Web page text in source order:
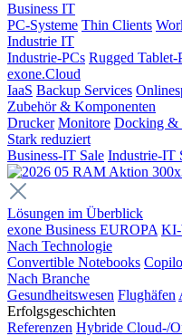
Business IT
PC-Systeme Thin Clients
Industrie IT
Industrie-PCs Rugged Tablet-
exone.Cloud
IaaS Backup Services
Zubehör & Komponenten
Drucker Monitore Docking &
Stark reduziert
Business-IT Sale Industrie-IT
Lösungen im Überblick
exone Business EUROPA KI-
Nach Technologie
Convertible Notebooks
Nach Branche
Gesundheitswesen Flughäfen
Erfolgsgeschichten
Referenzen Hybride Cloud-/